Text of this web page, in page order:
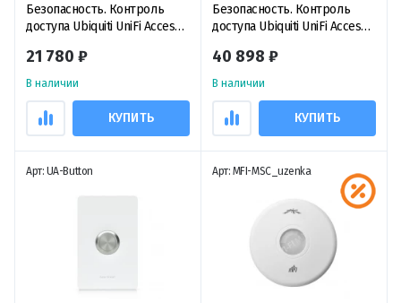
Безопасность. Контроль
доступа Ubiquiti UniFi Access
доступа
21 780 ₽
В наличии
КУПИТЬ
Безопасность. Контроль
доступа Ubiquiti UniFi Access
доступа
40 898 ₽
В наличии
КУПИТЬ
Арт: UA-Button Арт: MFI-MSC_uzenka